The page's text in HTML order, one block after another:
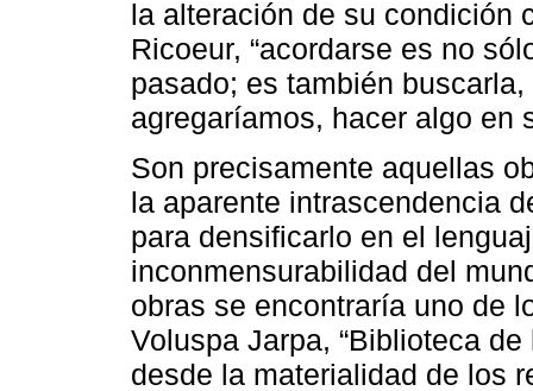
la alteración de su condición
Ricoeur, “acordarse es no
pasado; es también buscarla,
agregaríamos, hacer algo en
Son precisamente aquellas
la aparente intrascendencia
para densificarlo en el
inconmensurabilidad del
obras se encontraría uno de
Voluspa Jarpa, “Biblioteca
desde la materialidad de los